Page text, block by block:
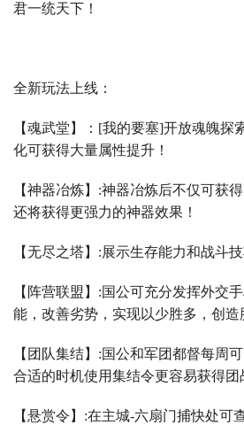
君一统天下！
全新玩法上线：
【魂武堂】： [我的要塞]开放魂魄探
化可获得大量属性提升！
【神器冶炼】 :神器冶炼后不仅可获
还将获得更强力的神器效果！
【无尽之塔】 :展示生存能力和战斗技
【阵营联盟】 :国公可充分发挥外交
能，改善劣势，实现以少胜多，创造
【团队集结】 :国公和军团都督每周
合适的时机使用集结令更容易获得团
【悬赏令】 :在主城-六扇门捕快处可